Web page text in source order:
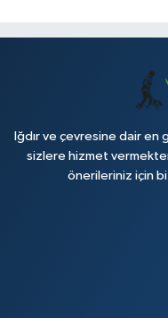
Iğdır ve çevresine dair
sizlere hizmet
önerileriniz için